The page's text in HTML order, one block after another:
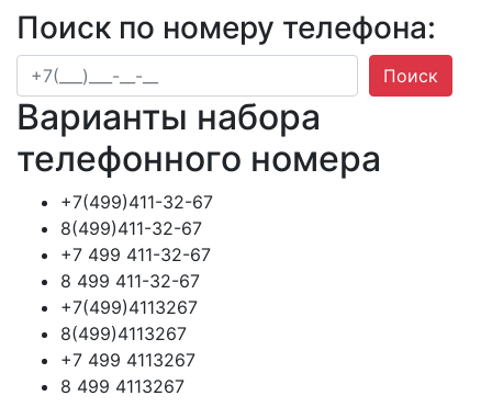
Поиск по номеру телефона:
Поиск
Варианты набора
телефонного номера
+7(499)411-32-67
8(499)411-32-67
+7 499 411-32-67
8 499 411-32-67
+7(499)4113267
8(499)4113267
+7 499 4113267
8 499 4113267